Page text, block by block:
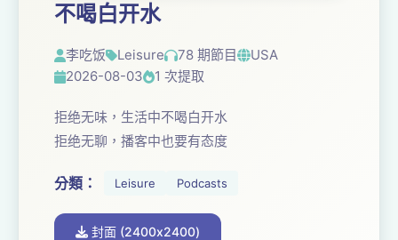
不喝白开水
李吃饭 Leisure 78 期節目
USA
2026-08-03
1 次提取
拒绝无味，生活中不喝白开水
拒绝无聊，播客中也要有态度
分類： Leisure Podcasts
封面 (2400x2400)